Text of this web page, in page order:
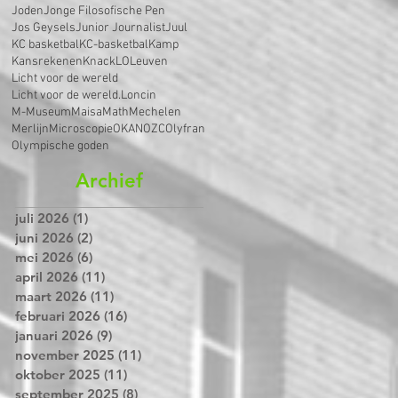
JodenJonge Filosofische Pen
Jos GeyselsJunior JournalistJuul
KC basketbalKC-basketbalKamp
KansrekenenKnackLOLeuven
Licht voor de wereld
Licht voor de wereld.Loncin
M-MuseumMaisaMathMechelen
MerlijnMicroscopieOKANOZCOlyfran
Olympische goden
Archief
juli 2026 (1)
juni 2026 (2)
mei 2026 (6)
april 2026 (11)
maart 2026 (11)
februari 2026 (16)
januari 2026 (9)
november 2025 (11)
oktober 2025 (11)
september 2025 (8)